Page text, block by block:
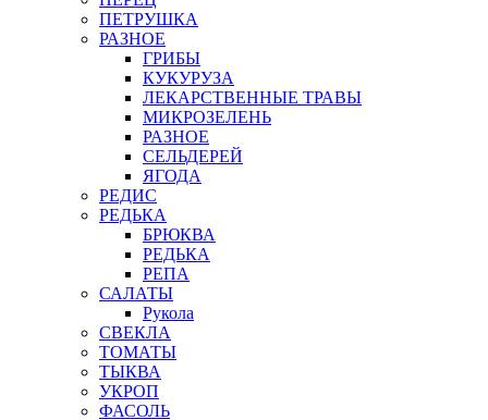
ПЕТРУШКА
РАЗНОЕ
ГРИБЫ
КУКУРУЗА
ЛЕКАРСТВЕННЫЕ ТРАВЫ
МИКРОЗЕЛЕНЬ
РАЗНОЕ
СЕЛЬДЕРЕЙ
ЯГОДА
РЕДИС
РЕДЬКА
БРЮКВА
РЕДЬКА
РЕПА
САЛАТЫ
Рукола
СВЕКЛА
ТОМАТЫ
ТЫКВА
УКРОП
ФАСОЛЬ